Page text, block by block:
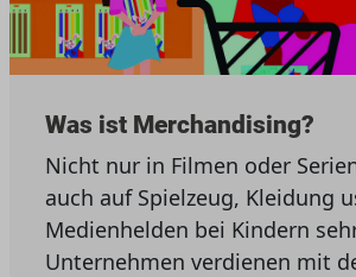
Was ist Merchandising?
Nicht nur in Filmen oder
auch auf Spielzeug, Kleidung
Medienhelden bei Kindern
Unternehmen verdienen mit